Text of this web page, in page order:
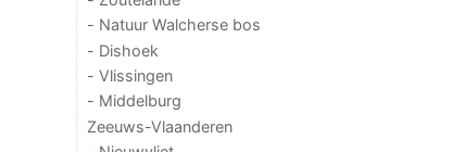
- Natuur Walcherse bos
- Dishoek
- Vlissingen
- Middelburg
Zeeuws-Vlaanderen